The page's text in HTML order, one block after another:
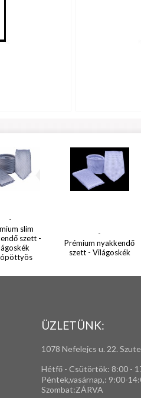
-
slim
szett -
-
Prémium nyakkendő
szett - Világoskék
ÜZLETÜNK:
1078 Nefelejcs u. 22.
Hétfő - Csütörtök: 8:00 -
Péntek,vasárnap,: 9:00-
Szombat:ZÁRVA